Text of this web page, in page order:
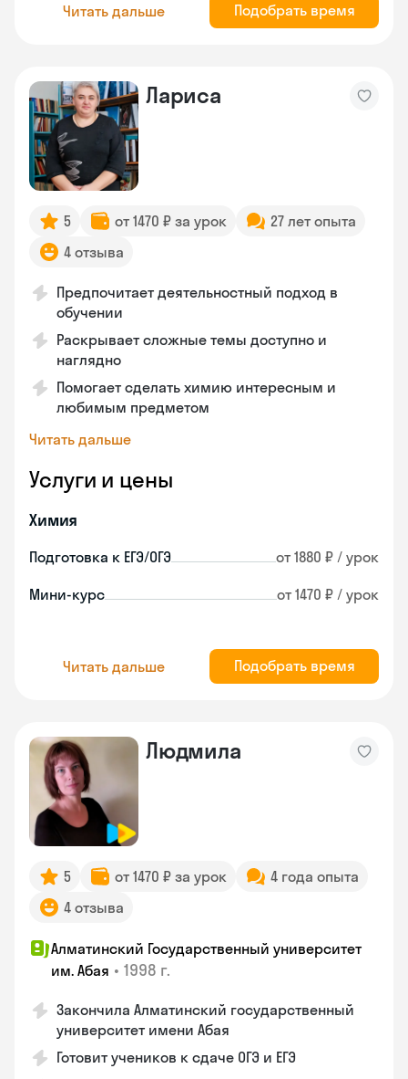
Читать дальше Подобрать время
Лариса
5 от 1470 ₽ за урок
27 лет опыта
4 отзыва
Предпочитает деятельностный подход в
обучении
Раскрывает сложные темы доступно и
наглядно
Помогает сделать химию интересным и
любимым предметом
Читать дальше
Услуги и цены
Химия
Подготовка к ЕГЭ/ОГЭ от 1880 ₽ / урок
Мини-курс от 1470 ₽ / урок
Читать дальше Подобрать время
Людмила
5 от 1470 ₽ за урок
4 года опыта
4 отзыва
Алматинский Государственный университет
им. Абая • 1998 г.
Закончила Алматинский государственный
университет имени Абая
Готовит учеников к сдаче ОГЭ и ЕГЭ